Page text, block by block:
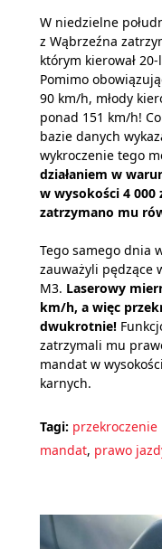
W niedzielne
z Wąbrzeźna
którym kierował
Pomimo
90 km/h, młody
ponad 151 km/h!
bazie danych
wykroczenie tego
działaniem w
w wysokości 4 000
zatrzymano mu
Tego samego dnia
zauważyli pędzące
M3. Laserowy
km/h, a więc
dwukrotnie!
zatrzymali mu
mandat w
karnych.
Tagi: przekroczenie
mandat, prawo